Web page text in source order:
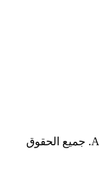
— Aleman Center. جميع الحقوق